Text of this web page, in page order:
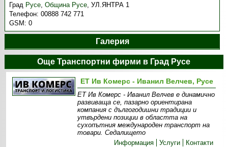
Град Русе,Община Русе,УЛ.ЯНТРА 1
Телефон:00888 742 771
GSM:0
Галерия
Още Транспортни фирми в Град Русе
ЕТ Ив Комерс - Иванил Велчев, Русе
ЕТ Ив Комерс - Иванил Велчев е динамично
развиваща се, пазарно ориентирана
компания с дългогодишни традиции и
утвърдени позиции в областта на
сухопътния международен транспорт на
товари. Седалището
Информация
Услуги Контакти